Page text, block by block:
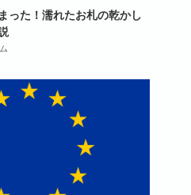
った！濡れたお札の乾かし